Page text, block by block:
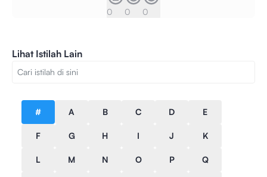
0 0 0
Lihat Istilah Lain
# A B C D E
F G H I J K
L M N O P Q